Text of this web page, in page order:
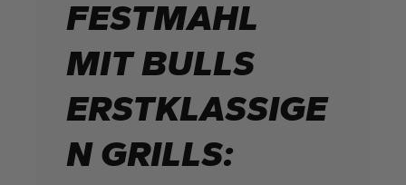
FESTMAHL
MIT BULLS
ERSTKLASSIGE
N GRILLS: